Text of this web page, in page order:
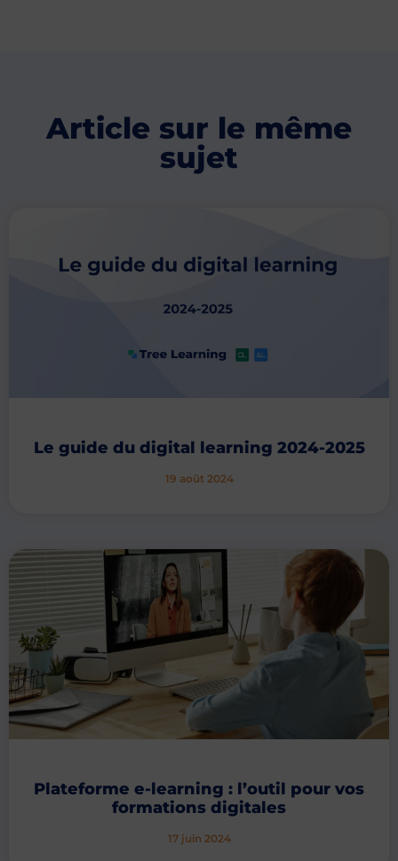
Article sur le même
sujet
Le guide du digital learning 2024-2025
19 août 2024
Plateforme e-learning : l’outil pour vos
formations digitales
17 juin 2024